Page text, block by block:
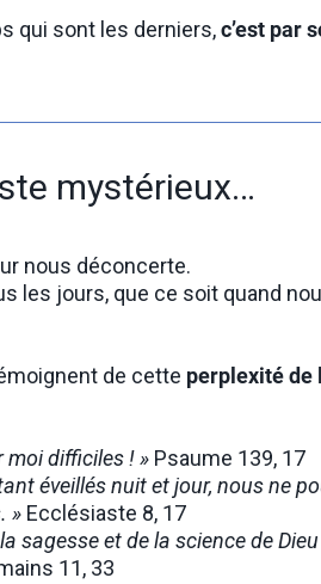
qui sont les derniers,c’est par
mystérieux…
nous déconcerte.
les jours, que ce soit quand
de cette perplexité de
moi difficiles ! » Psaume 139, 17
éveillés nuit et jour, nous ne
» Ecclésiaste 8, 17
sagesse et de la science de
11, 33